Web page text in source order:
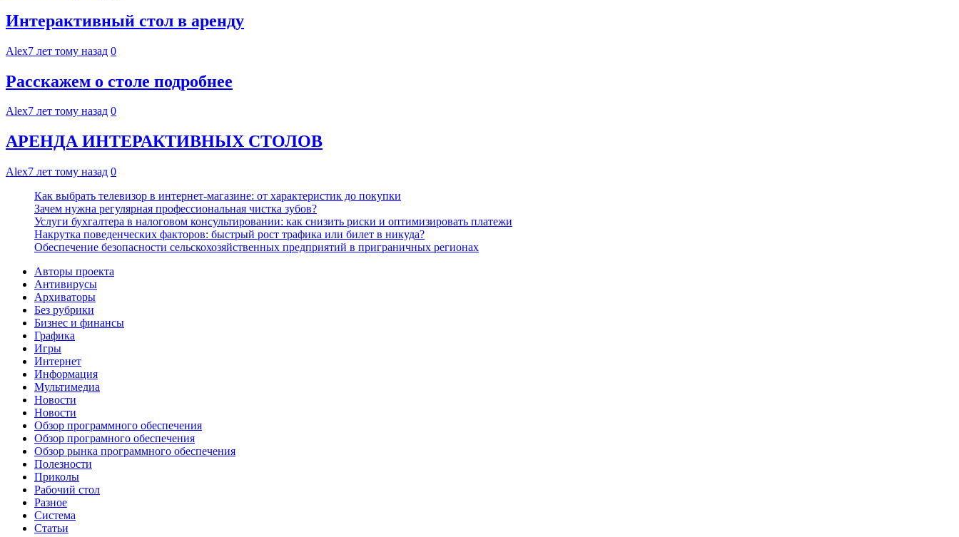
Интерактивный стол в аренду
Alex7 лет тому назад 0
Расскажем о столе подробнее
Alex7 лет тому назад 0
АРЕНДА ИНТЕРАКТИВНЫХ СТОЛОВ
Alex7 лет тому назад 0
Как выбрать телевизор в интернет-магазине: от характеристик до покупки
Зачем нужна регулярная профессиональная чистка зубов?
Услуги бухгалтера в налоговом консультировании: как снизить риски и оптимизировать платежи
Накрутка поведенческих факторов: быстрый рост трафика или билет в никуда?
Обеспечение безопасности сельскохозяйственных предприятий в приграничных регионах
Авторы проекта
Антивирусы
Архиваторы
Без рубрики
Бизнес и финансы
Графика
Игры
Интернет
Информация
Мультимедиа
Новости
Новости
Обзор программного обеспечения
Обзор програмного обеспечения
Обзор рынка программного обеспечения
Полезности
Приколы
Рабочий стол
Разное
Система
Статьи